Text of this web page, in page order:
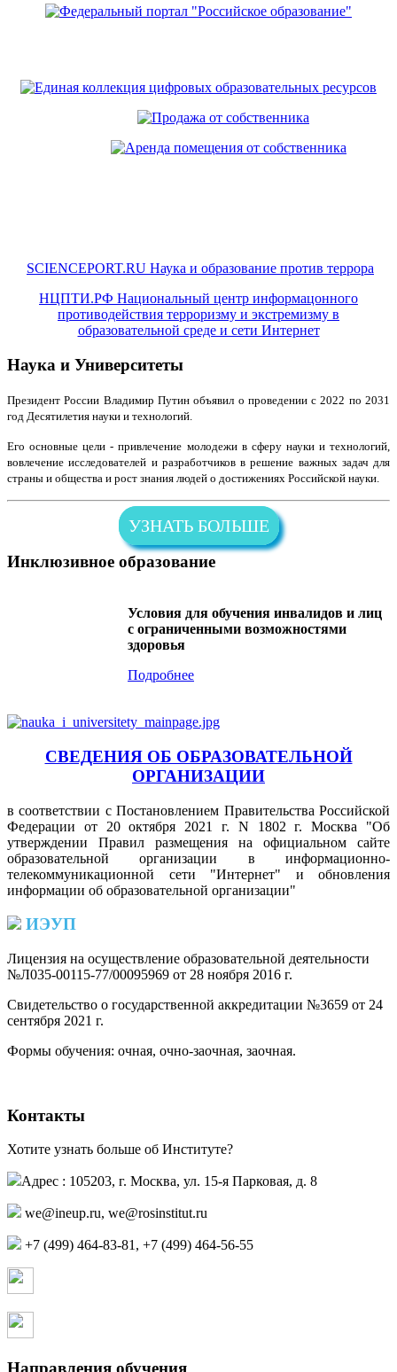
SCIENCEPORT.RU Наука и образование против террора
НЦПТИ.РФ Национальный центр информацонного
противодействия терроризму и экстремизму в
образовательной среде и сети Интернет
Наука и Университеты
Президент России Владимир Путин объявил о проведении с 2022 по 2031
год Десятилетия науки и технологий.
Его основные цели - привлечение молодежи в сферу науки и технологий,
вовлечение исследователей и разработчиков в решение важных задач для
страны и общества и рост знания людей о достижениях Российской науки.
УЗНАТЬ БОЛЬШЕ
Инклюзивное образование
Условия для обучения инвалидов и лиц
с ограниченными возможностями
здоровья
Подробнее
СВЕДЕНИЯ ОБ ОБРАЗОВАТЕЛЬНОЙ
ОРГАНИЗАЦИИ
в соответствии с Постановлением Правительства Российской
Федерации от 20 октября 2021 г. N 1802 г. Москва "Об
утверждении Правил размещения на официальном сайте
образовательной организации в информационно-
телекоммуникационной сети "Интернет" и обновления
информации об образовательной организации"
ИЭУП
Лицензия на осуществление образовательной деятельности
№Л035-00115-77/00095969 от 28 ноября 2016 г.
Свидетельство о государственной аккредитации №3659 от 24
сентября 2021 г.
Формы обучения: очная, очно-заочная, заочная.
Контакты
Хотите узнать больше об Институте?
Адрес : 105203, г. Москва, ул. 15-я Парковая, д. 8
,
+7 (499) 464-83-81, +7 (499) 464-56-55
Направления обучения